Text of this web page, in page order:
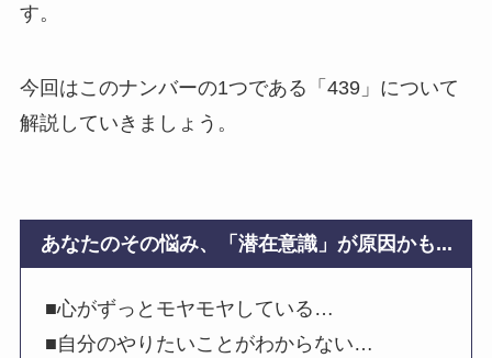
す。
今回はこのナンバーの1つである「439」について
解説していきましょう。
あなたのその悩み、「潜在意識」が原因かも...
■心がずっとモヤモヤしている…
■自分のやりたいことがわからない…